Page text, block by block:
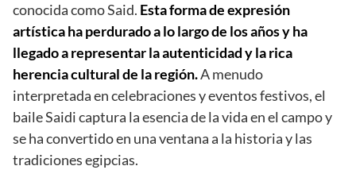
conocida como Said. Esta forma de expresión
artística ha perdurado a lo largo de los años y ha
llegado a representar la autenticidad y la rica
herencia cultural de la región.A menudo
interpretada en celebraciones y eventos festivos, el
baile Saidi captura la esencia de la vida en el campo y
se ha convertido en una ventana a la historia y las
tradiciones egipcias.